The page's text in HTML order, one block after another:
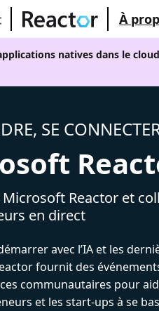
À
natives dans le cloud
SE
Microsoft Reactor et
en direct
avec l’IA et les
fournit des
communautaires pour
et les start-ups à se